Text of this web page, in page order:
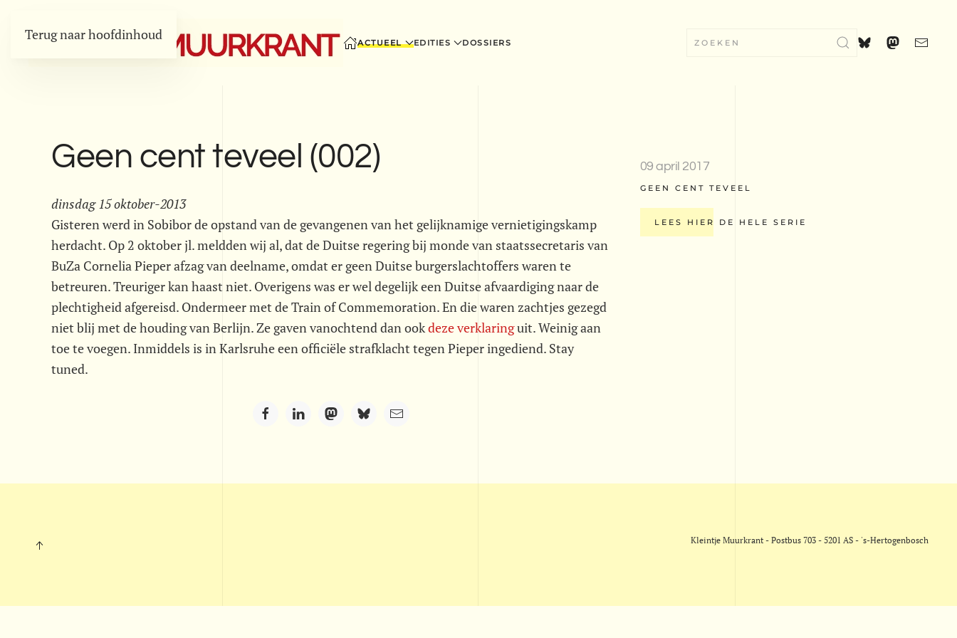
Terug naar hoofdinhoud ACTUEEL EDITIES DOSSIERS
Geen cent teveel (002)
dinsdag 15 oktober-2013
Gisteren werd in Sobibor de opstand van de gevangenen van het gelijknamige vernietigingskamp
herdacht. Op 2 oktober jl. meldden wij al, dat de Duitse regering bij monde van staatssecretaris van
BuZa Cornelia Pieper afzag van deelname, omdat er geen Duitse burgerslachtoffers waren te
betreuren. Treuriger kan haast niet. Overigens was er wel degelijk een Duitse afvaardiging naar de
plechtigheid afgereisd. Ondermeer met de Train of Commemoration. En die waren zachtjes gezegd
niet blij met de houding van Berlijn. Ze gaven vanochtend dan ookdeze verklaringuit. Weinig aan
toe te voegen. Inmiddels is in Karlsruhe een officiële strafklacht tegen Pieper ingediend. Stay
tuned.
09 april 2017
GEEN CENT TEVEEL
LEES HIER DE HELE SERIE
Kleintje Muurkrant - Postbus 703 - 5201 AS - 's-Hertogenbosch